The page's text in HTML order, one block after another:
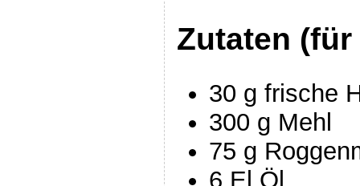
Zutaten
30 g frische
300 g Mehl
75 g
6 El Öl